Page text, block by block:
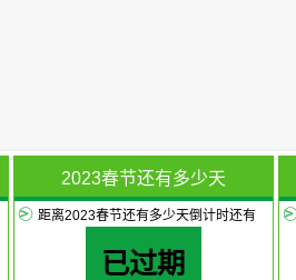
2023春节还有多少天
距离2023春节还有多少天倒计时还有
已过期